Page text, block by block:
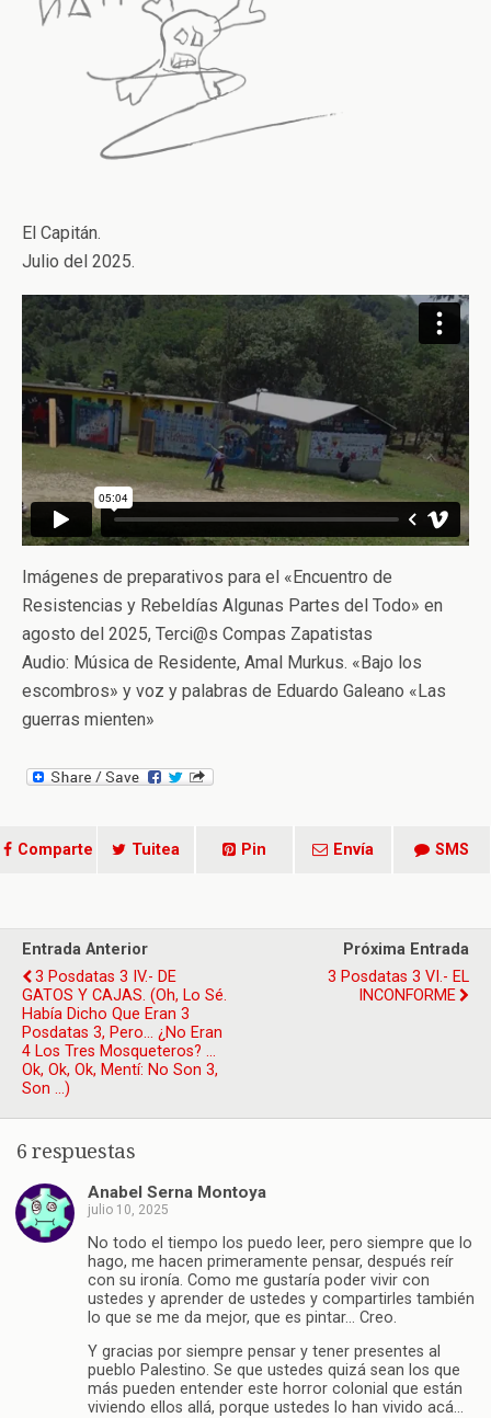
El Capitán.
Julio del 2025.
Imágenes de preparativos para el «Encuentro de
Resistencias y Rebeldías Algunas Partes del Todo» en
agosto del 2025, Terci@s Compas Zapatistas
Audio: Música de Residente, Amal Murkus. «Bajo los
escombros» y voz y palabras de Eduardo Galeano «Las
guerras mienten»
Comparte Tuitea Pin Envía SMS
Entrada Anterior
3 Posdatas 3 IV.- DE
GATOS Y CAJAS. (oh, Lo Sé.
Había Dicho Que Eran 3
Posdatas 3, Pero… ¿no Eran
4 Los Tres Mosqueteros? ...
Ok, Ok, Ok, Mentí: No Son 3,
Son …)
Próxima Entrada
3 Posdatas 3 VI.- EL
INCONFORME
6 respuestas
Anabel Serna Montoya
julio 10, 2025
No todo el tiempo los puedo leer, pero siempre que lo
hago, me hacen primeramente pensar, después reír
con su ironía. Como me gustaría poder vivir con
ustedes y aprender de ustedes y compartirles también
lo que se me da mejor, que es pintar… Creo.
Y gracias por siempre pensar y tener presentes al
pueblo Palestino. Se que ustedes quizá sean los que
más pueden entender este horror colonial que están
viviendo ellos allá, porque ustedes lo han vivido acá…